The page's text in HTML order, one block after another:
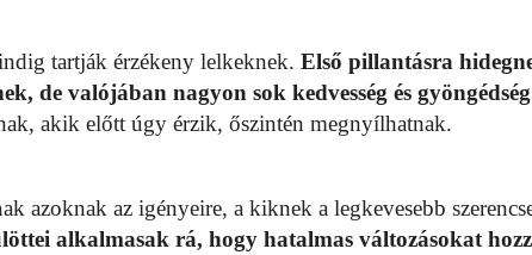
tartják érzékeny lelkeknek. Első pillantásra
de valójában nagyon sok kedvesség és
akik előtt úgy érzik, őszintén megnyílhatnak.
azoknak az igényeire, a kiknek a legkevesebb
alkalmasak rá, hogy hatalmas változásokat